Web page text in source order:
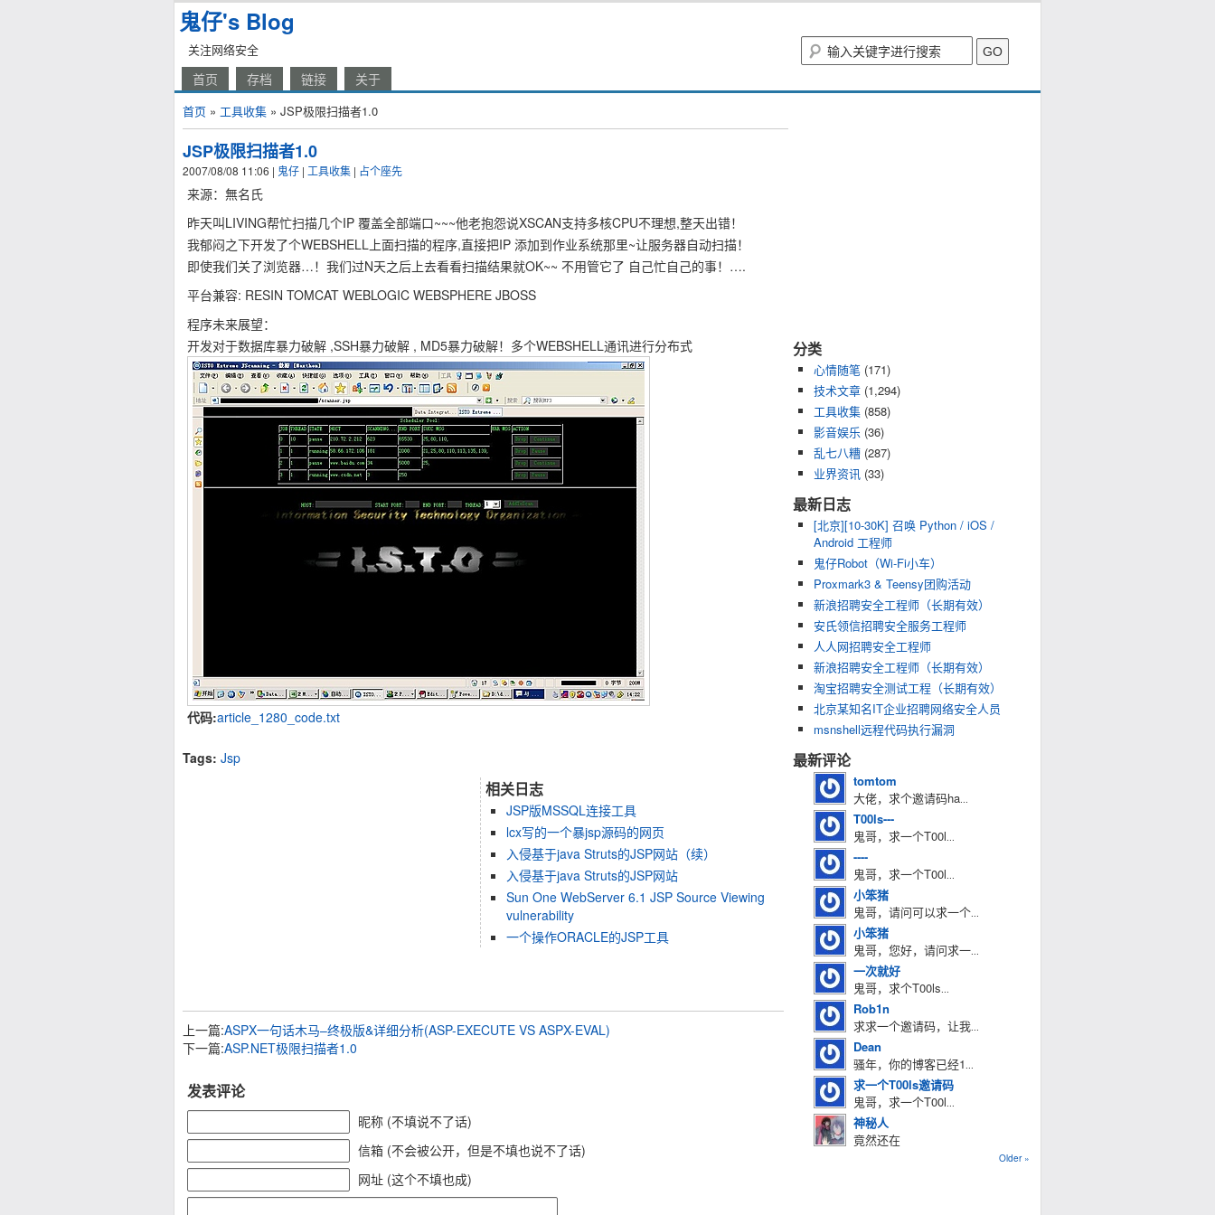
鬼仔's Blog
关注网络安全
首页 存档 链接 关于
首页 » 工具收集 » JSP极限扫描者1.0
JSP极限扫描者1.0
2007/08/08 11:06 | 鬼仔 | 工具收集 | 占个座先
来源：無名氏
昨天叫LIVING帮忙扫描几个IP 覆盖全部端口~~~他老抱怨说XSCAN支持多核CPU不理想,整天出错！
我郁闷之下开发了个WEBSHELL上面扫描的程序,直接把IP 添加到作业系统那里~让服务器自动扫描！
即使我们关了浏览器…！我们过N天之后上去看看扫描结果就OK~~ 不用管它了 自己忙自己的事！….
平台兼容: RESIN TOMCAT WEBLOGIC WEBSPHERE JBOSS
程序未来展望：
开发对于数据库暴力破解 ,SSH暴力破解 , MD5暴力破解！多个WEBSHELL通讯进行分布式
代码:article_1280_code.txt
Tags: Jsp
相关日志
JSP版MSSQL连接工具
lcx写的一个暴jsp源码的网页
入侵基于java Struts的JSP网站（续）
入侵基于java Struts的JSP网站
Sun One WebServer 6.1 JSP Source Viewing
vulnerability
一个操作ORACLE的JSP工具
上一篇:ASPX一句话木马–终极版&详细分析(ASP-EXECUTE VS ASPX-EVAL)
下一篇:ASP.NET极限扫描者1.0
发表评论
昵称 (不填说不了话)
信箱 (不会被公开，但是不填也说不了话)
网址 (这个不填也成)
分类
心情随笔 (171)
技术文章 (1,294)
工具收集 (858)
影音娱乐 (36)
乱七八糟 (287)
业界资讯 (33)
最新日志
[北京][10-30K] 召唤 Python / iOS /
Android 工程师
鬼仔Robot（Wi-Fi小车）
Proxmark3 & Teensy团购活动
新浪招聘安全工程师（长期有效）
安氏领信招聘安全服务工程师
人人网招聘安全工程师
新浪招聘安全工程师（长期有效）
淘宝招聘安全测试工程（长期有效）
北京某知名IT企业招聘网络安全人员
msnshell远程代码执行漏洞
最新评论
tomtom
大佬，求个邀请码ha...
T00ls---
鬼哥，求一个T00l...
----
鬼哥，求一个T00l...
小笨猪
鬼哥，请问可以求一个...
小笨猪
鬼哥，您好，请问求一...
一次就好
鬼哥，求个T00ls...
Rob1n
求求一个邀请码，让我...
Dean
骚年，你的博客已经1...
求一个T00ls邀请码
鬼哥，求一个T00l...
神秘人
竟然还在
Older »